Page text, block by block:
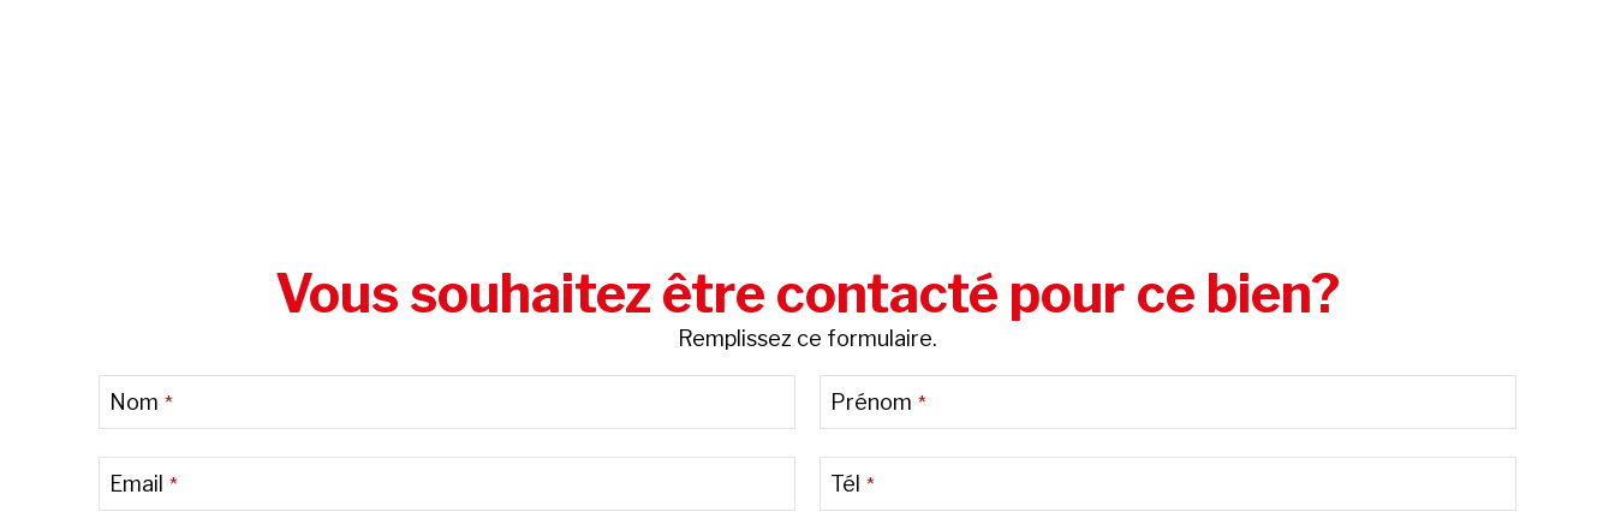
Vous souhaitez être contacté pour ce bien?
Remplissez ce formulaire.
Nom * Prénom *
Email * Tél *